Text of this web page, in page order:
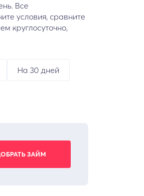
Все
условия, сравните
круглосуточно,
На 30 дней